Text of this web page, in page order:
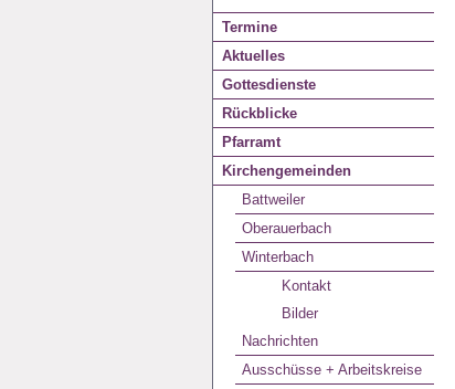
Termine
Aktuelles
Gottesdienste
Rückblicke
Pfarramt
Kirchengemeinden
Battweiler
Oberauerbach
Winterbach
Kontakt
Bilder
Nachrichten
Ausschüsse + Arbeitskreise